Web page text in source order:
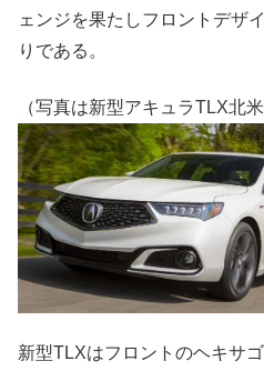
ェンジを果たしフロントデザ
りである。
（写真は新型アキュラTLX北米
新型TLXはフロントのヘキサ